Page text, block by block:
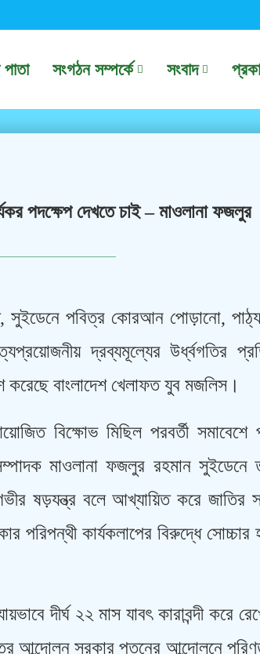
সংগঠন সম্পর্কে সংবাদ
পদক্ষেপ দেখতে চাই – মাওলানা ফজলুর
সুইডেনে পবিত্র কোরআন পোড়ানো,
দ্রব্যমূল্যের উর্ধ্বগতির
করেছে বাংলাদেশ খেলাফত যুব মজলিস।
বিক্ষোভ মিছিল পরবর্তী সমাবেশে
মাওলানা ফজলুর রহমান সুইডেনে
ষড়যন্ত্র বলে আখ্যায়িত করে জাতির
পরিপন্থী কার্যকলাপের বিরুদ্ধে সোচ্চার
দীর্ঘ ২২ মাস যাবৎ কারাবন্দী করে
আন্দোলন সরকার পতনের আন্দোলনে